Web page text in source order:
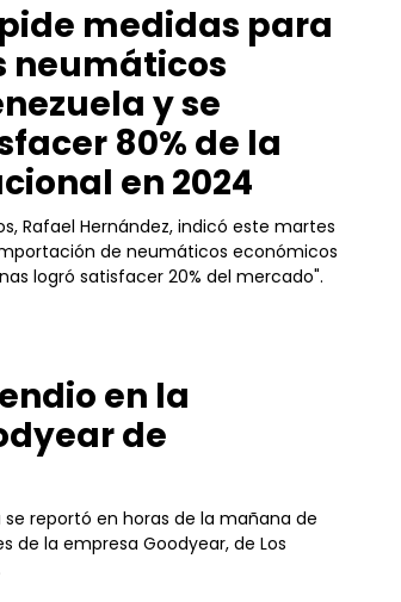
medidas para
neumáticos
y se
80% de la
en 2024
Rafael Hernández, indicó este martes
de neumáticos económicos
logró satisfacer 20% del mercado".
en la
de
reportó en horas de la mañana de
de la empresa Goodyear, de Los